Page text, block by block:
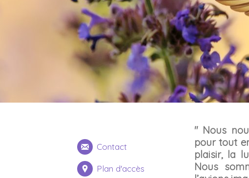
Contact
Plan d'accès
" Nous
pour tout
plaisir, la
Nous